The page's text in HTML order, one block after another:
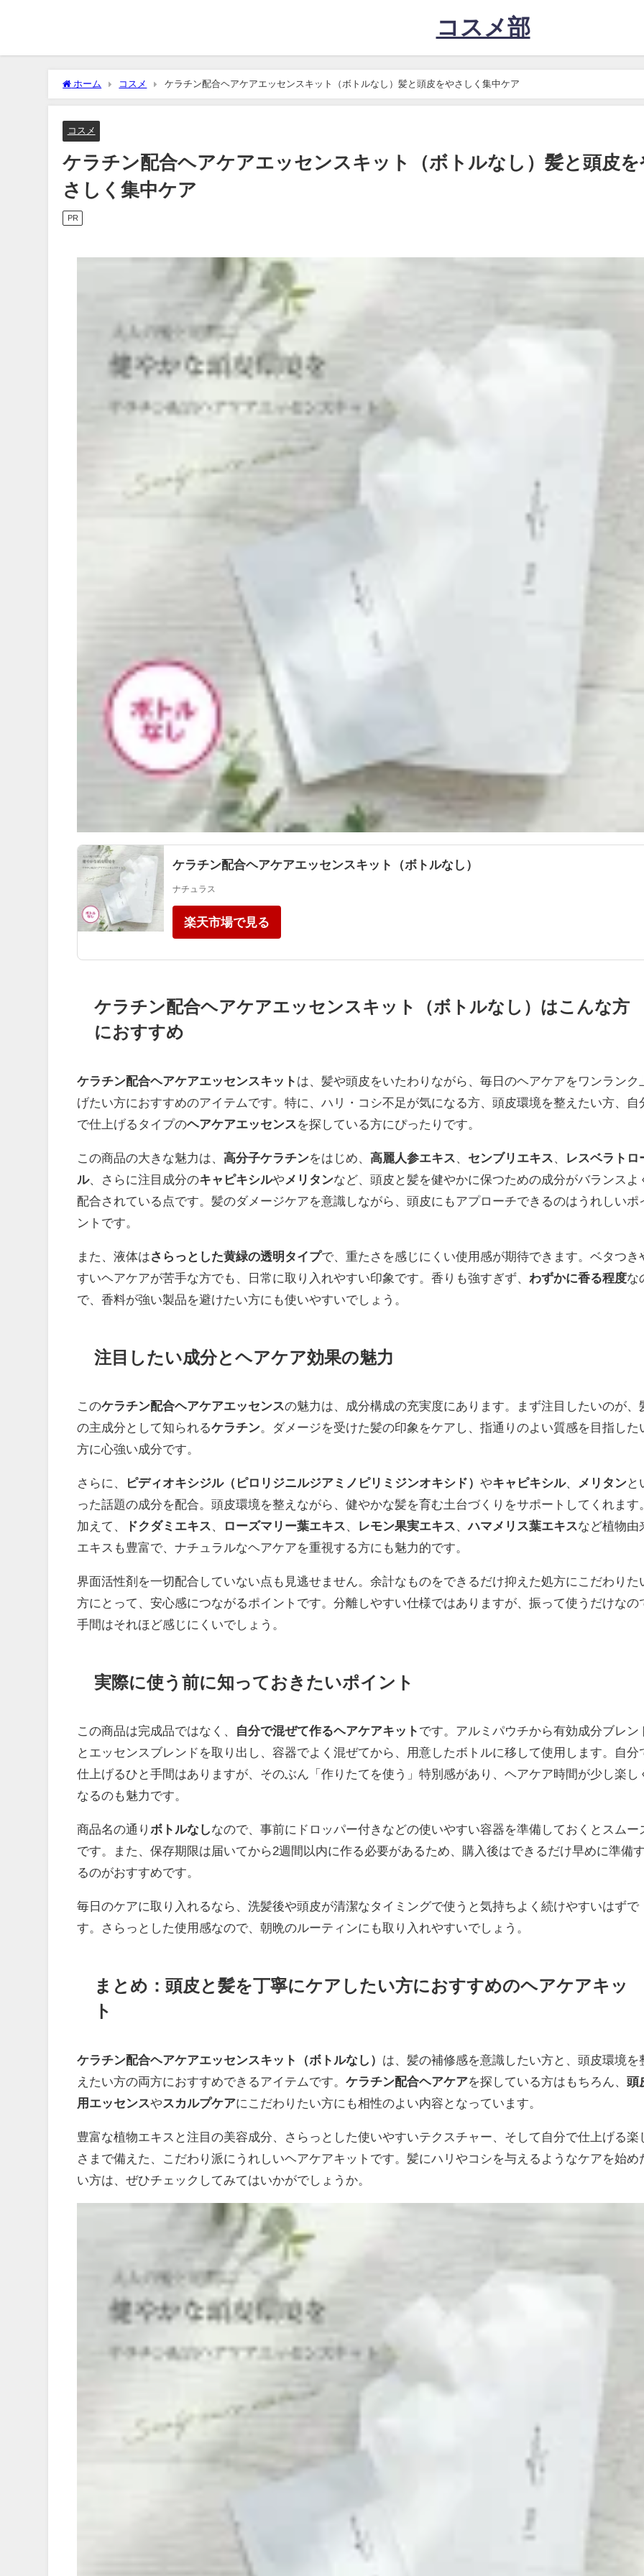
コスメ部
ホーム コスメ ケラチン配合ヘアケアエッセンスキット（ボトルなし）髪と頭皮をやさしく集中ケア
コスメ
ケラチン配合ヘアケアエッセンスキット（ボトルなし）髪と頭皮を
さしく集中ケア
PR
ケラチン配合ヘアケアエッセンスキット（ボトルなし）
ナチュラス
楽天市場で見る
ケラチン配合ヘアケアエッセンスキット（ボトルなし）はこんな方
におすすめ
ケラチン配合ヘアケアエッセンスキット は、髪や頭皮をいたわりながら、毎日のヘアケアをワンランク
げたい方におすすめのアイテムです。特に、ハリ・コシ不足が気になる方、頭皮環境を整えたい方、自
で仕上げるタイプのヘアケアエッセンス を探している方にぴったりです。
この商品の大きな魅力は、高分子ケラチンをはじめ、高麗人参エキス センブリエキス
レスベラトロ
ル、さらに注目成分のキャピキシルや メリタンなど、頭皮と髪を健やかに保つための成分がバランスよ
配合されている点です。髪のダメージケアを意識しながら、頭皮にもアプローチできるのはうれしいポ
ントです。
また、液体はさらっとした黄緑の透明タイプで、重たさを感じにくい使用感が期待できます。ベタつき
すいヘアケアが苦手な方でも、日常に取り入れやすい印象です。香りも強すぎず、 わずかに香る程度な
で、香料が強い製品を避けたい方にも使いやすいでしょう。
注目したい成分とヘアケア効果の魅力
このケラチン配合ヘアケアエッセンスの魅力は、成分構成の充実度にあります。まず注目したいのが、
の主成分として知られるケラチン 。ダメージを受けた髪の印象をケアし、指通りのよい質感を目指した
方に心強い成分です。
さらに、 ピディオキシジル（ピロリジニルジアミノピリミジンオキシド）やキャピキシル、 メリタンと
った話題の成分を配合。頭皮環境を整えながら、健やかな髪を育む土台づくりをサポートしてくれます
加えて、
ドクダミエキス ローズマリー葉エキス レモン果実エキス 、ハマメリス葉エキスなど植物由
エキスも豊富で、ナチュラルなヘアケアを重視する方にも魅力的です。
界面活性剤を一切配合していない点も見逃せません。余計なものをできるだけ抑えた処方にこだわりた
方にとって、安心感につながるポイントです。分離しやすい仕様ではありますが、振って使うだけなの
手間はそれほど感じにくいでしょう。
実際に使う前に知っておきたいポイント
この商品は完成品ではなく、 自分で混ぜて作るヘアケアキット です。アルミパウチから有効成分ブレン
とエッセンスブレンドを取り出し、容器でよく混ぜてから、用意したボトルに移して使用します。自分
仕上げるひと手間はありますが、そのぶん「作りたてを使う」特別感があり、ヘアケア時間が少し楽し
なるのも魅力です。
商品名の通りボトルなしなので、事前にドロッパー付きなどの使いやすい容器を準備しておくとスムー
です。また、保存期限は届いてから2週間以内に作る必要があるため、購入後はできるだけ早めに準備す
るのがおすすめです。
毎日のケアに取り入れるなら、洗髪後や頭皮が清潔なタイミングで使うと気持ちよく続けやすいはずで
す。さらっとした使用感なので、朝晩のルーティンにも取り入れやすいでしょう。
まとめ：頭皮と髪を丁寧にケアしたい方におすすめのヘアケアキッ
ト
ケラチン配合ヘアケアエッセンスキット（ボトルなし） は、髪の補修感を意識したい方と、頭皮環境を
えたい方の両方におすすめできるアイテムです。ケラチン配合ヘアケアを探している方はもちろん、頭
用エッセンスやスカルプケアにこだわりたい方にも相性のよい内容となっています。
豊富な植物エキスと注目の美容成分、さらっとした使いやすいテクスチャー、そして自分で仕上げる楽
さまで備えた、こだわり派にうれしいヘアケアキットです。髪にハリやコシを与えるようなケアを始め
い方は、ぜひチェックしてみてはいかがでしょうか。